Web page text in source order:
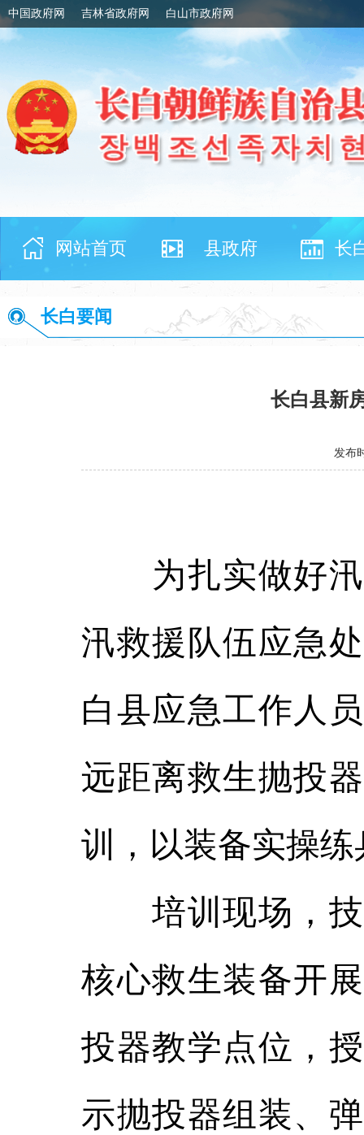
中国政府网 吉林省政府网 白山市政府网
网站首页 县政府 长
长白要闻
长白县新
发布
为扎实做好汛
汛救援队伍应急
白县应急工作人
远距离救生抛投
训，以装备实操
培训现场，技
核心救生装备开
投器教学点位，
示抛投器组装、